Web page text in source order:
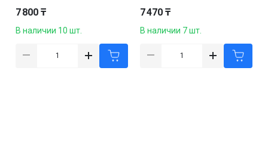
7 800 ₸
В наличии 10 шт.
7 470 ₸
В наличии 7 шт.